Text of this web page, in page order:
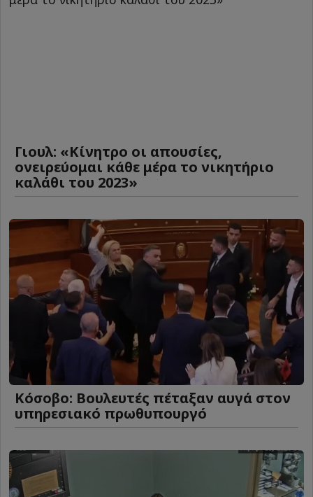
Γιουλ: «Κίνητρο οι απουσίες,
ονειρεύομαι κάθε μέρα το νικητήριο
καλάθι του 2023»
Κόσοβο: Βουλευτές πέταξαν αυγά στον
υπηρεσιακό πρωθυπουργό